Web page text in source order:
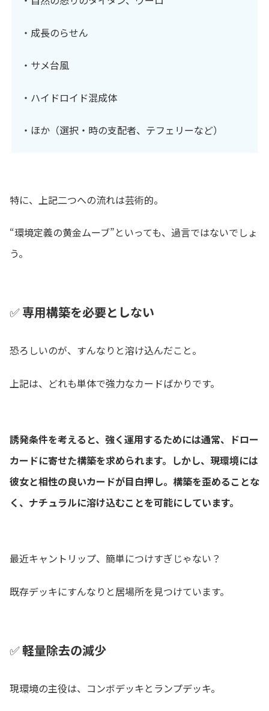
・成長のらせん
・サメ台風
・ハイドロイド混成体
・ほか（選択・時の支配者、テフェリーなど）
特に、上記二つへの流れは芸術的。
“環境定義の黄金ムーブ”といっても、過言ではないでしょ
う。
✅専用構築を必要としない
恐ろしいのが、すんなりと溶け込んだこと。
上記は、どれも単体で強力なカードばかりです。
誘発条件を考えると、強く運用するためには通常、ドロー
カードに寄せた構築を求められます。しかし、現環境には
彼女と相性の良いカードが目白押し。構築を歪めることな
く、ナチュラルに溶け込むことを可能にしています。
最近キャントリップ、簡単につけすぎじゃない？
既存デッキにすんなりと居場所を見つけています。
✅軽量除去の減少
現環境の主役は、コンボデッキとランプデッキ。